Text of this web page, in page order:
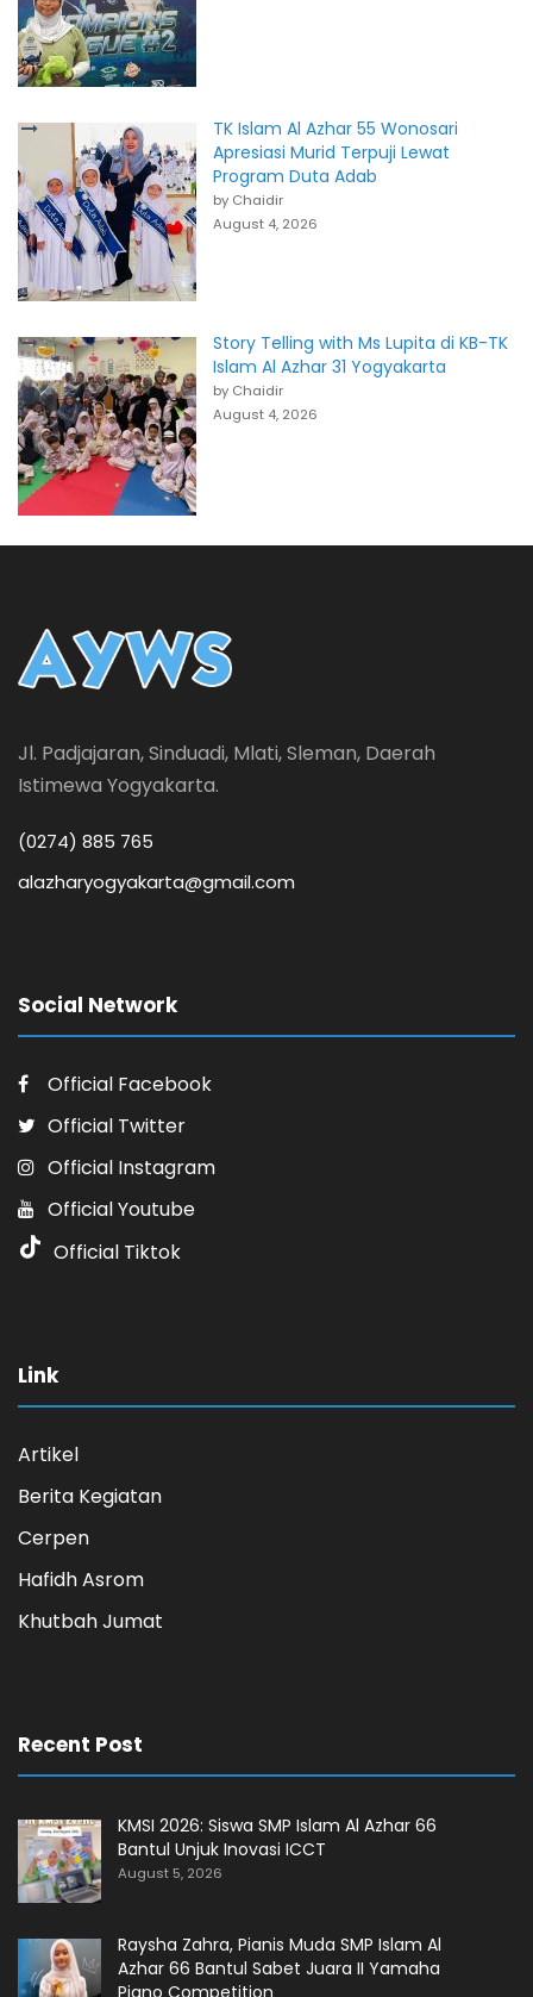
TK Islam Al Azhar 55 Wonosari
Apresiasi Murid Terpuji Lewat
Program Duta Adab
by Chaidir
August 4, 2026
Story Telling with Ms Lupita di KB-TK
Islam Al Azhar 31 Yogyakarta
by Chaidir
August 4, 2026
Jl. Padjajaran, Sinduadi, Mlati, Sleman, Daerah
Istimewa Yogyakarta.
(0274) 885 765
alazharyogyakarta@gmail.com
Social Network
Official Facebook
Official Twitter
Official Instagram
Official Youtube
Official Tiktok
Link
Artikel
Berita Kegiatan
Cerpen
Hafidh Asrom
Khutbah Jumat
Recent Post
KMSI 2026: Siswa SMP Islam Al Azhar 66
Bantul Unjuk Inovasi ICCT
August 5, 2026
Raysha Zahra, Pianis Muda SMP Islam Al
Azhar 66 Bantul Sabet Juara II Yamaha